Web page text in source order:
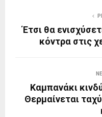
Έτσι θα
κόντρα στις
Καμπανάκι
Θερμαίνεται